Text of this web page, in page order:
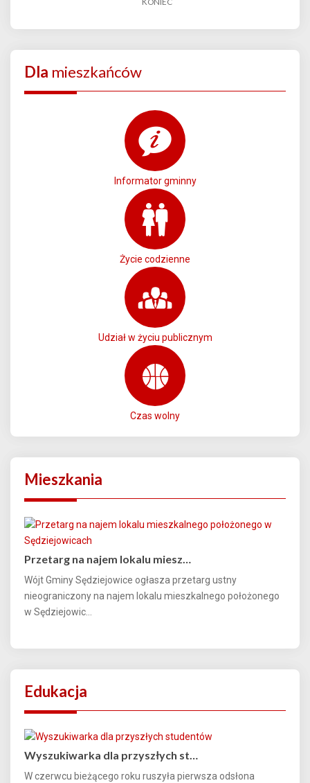
Dla mieszkańców
Informator gminny
Życie codzienne
Udział w życiu publicznym
Czas wolny
Mieszkania
Przetarg na najem lokalu miesz…
Wójt Gminy Sędziejowice ogłasza przetarg ustny
nieograniczony na najem lokalu mieszkalnego położonego
w Sędziejowic...
Edukacja
Wyszukiwarka dla przyszłych st…
W czerwcu bieżącego roku ruszyła pierwsza odsłona